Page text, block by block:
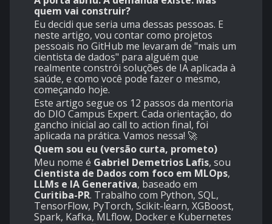
quem vai construir?
Eu decidi que seria uma dessas pessoas. E
neste artigo, vou contar como projetos
pessoais no GitHub me levaram de "mais um
cientista de dados" para alguém que
realmente constrói soluções de IA aplicada à
saúde, e como você pode fazer o mesmo,
começando hoje.
Este artigo segue os 12 passos da mentoria
do DIO Campus Expert. Cada orientação, do
gancho inicial ao call to action final, foi
aplicada na prática. Vamos nessa! 🚀
Quem sou eu (versão curta, prometo)
Meu nome é Gabriel Demetrios Lafis, sou
Cientista de Dados com foco em MLOps,
LLMs e IA Generativa, baseado em
Curitiba-PR. Trabalho com Python, SQL,
TensorFlow, PyTorch, Scikit-learn, XGBoost,
Spark, Kafka, MLflow, Docker e Kubernetes